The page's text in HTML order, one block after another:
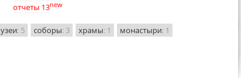
отчеты 13new
: 5 соборы: 3 храмы: 1 монастыри: 1